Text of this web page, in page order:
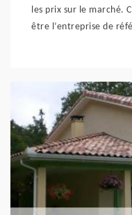
les prix sur le marché.
être l’entreprise de